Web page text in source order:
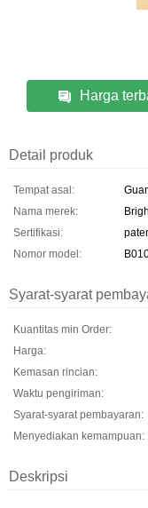
Harga
Detail produk
Tempat asal:
Nama merek:
Sertifikasi:
Nomor model:
Syarat-syarat
Kuantitas min Order:
Harga:
Kemasan rincian:
Waktu pengiriman:
Syarat-syarat pembayaran:
Menyediakan kemampuan:
Deskripsi